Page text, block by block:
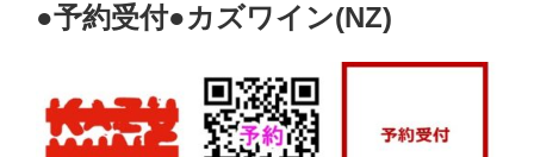
日:
●予約受付●カズワイン(NZ)